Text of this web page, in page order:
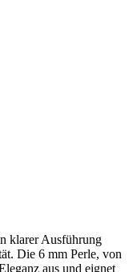
klarer Ausführung
Die 6 mm Perle, von
aus und eignet